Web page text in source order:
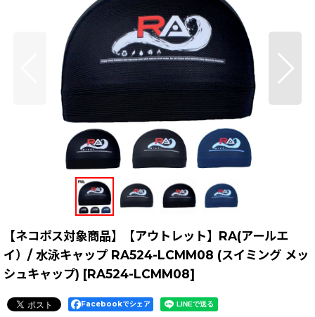
【ネコポス対象商品】【アウトレット】RA(アールエ
イ）/ 水泳キャップ RA524-LCMM08 (スイミング メッ
シュキャップ) [RA524-LCMM08]
Facebookでシェア